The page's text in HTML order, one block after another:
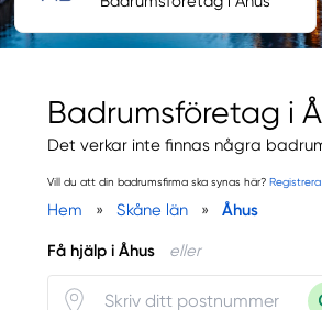
Badrumsföretag i
Det verkar inte finnas några
Vill du att din badrumsfirma ska synas här?
Hem » Skåne län » Åhus
Få hjälp i Åhus eller